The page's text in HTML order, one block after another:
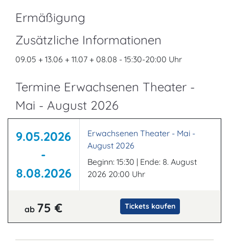
Ermäßigung
Zusätzliche Informationen
09.05 + 13.06 + 11.07 + 08.08 - 15:30-20:00 Uhr
Termine Erwachsenen Theater -
Mai - August 2026
9.05.2026
-
8.08.2026
Erwachsenen Theater - Mai -
August 2026
Beginn: 15:30 | Ende: 8. August
2026 20:00 Uhr
ab 75 € Tickets kaufen